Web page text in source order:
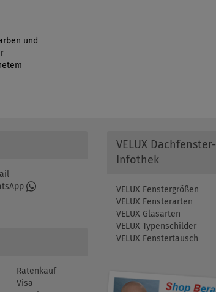
und
Ratenkauf
Visa
VELUX Dachfenster-
Infothek
VELUX Fenstergrößen
VELUX Fensterarten
VELUX Glasarten
VELUX Typenschilder
VELUX Fenstertausch